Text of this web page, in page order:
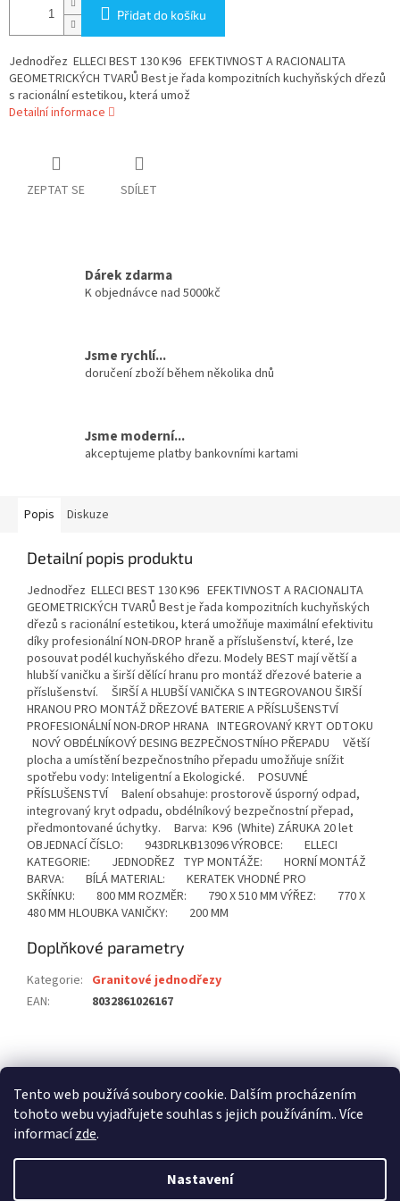
Tento web používá soubory cookie. Dalším procházením
tohoto webu vyjadřujete souhlas s jejich používáním.. Více
informacízde.
Nastavení
Přidat do košíku
Jednodřez ELLECI BEST 130 K96 EFEKTIVNOST A RACIONALITA
GEOMETRICKÝCH TVARŮ Best je řada kompozitních kuchyňských dřezů
s racionální estetikou, která umož
Detailní informace
ZEPTAT SE SDÍLET
Dárek zdarma
K objednávce nad 5000kč
Jsme rychlí...
doručení zboží během několika dnů
Jsme moderní...
akceptujeme platby bankovními kartami
Popis Diskuze
Detailní popis produktu
Jednodřez ELLECI BEST 130 K96 EFEKTIVNOST A RACIONALITA
GEOMETRICKÝCH TVARŮ Best je řada kompozitních kuchyňských
dřezů s racionální estetikou, která umožňuje maximální efektivitu
díky profesionální NON-DROP hraně a příslušenství, které, lze
posouvat podél kuchyňského dřezu. Modely BEST mají větší a
hlubší vaničku a širší dělící hranu pro montáž dřezové baterie a
příslušenství. ŠIRŠÍ A HLUBŠÍ VANIČKA S INTEGROVANOU ŠIRŠÍ
HRANOU PRO MONTÁŽ DŘEZOVÉ BATERIE A PŘÍSLUŠENSTVÍ
PROFESIONÁLNÍ NON-DROP HRANA INTEGROVANÝ KRYT ODTOKU
NOVÝ OBDÉLNÍKOVÝ DESING BEZPEČNOSTNÍHO PŘEPADU Větší
plocha a umístění bezpečnostního přepadu umožňuje snížit
spotřebu vody: Inteligentní a Ekologické. POSUVNÉ
PŘÍSLUŠENSTVÍ Balení obsahuje: prostorově úsporný odpad,
integrovaný kryt odpadu, obdélníkový bezpečnostní přepad,
předmontované úchytky. Barva: K96 (White) ZÁRUKA 20 let
OBJEDNACÍ ČÍSLO: 943DRLKB13096 VÝROBCE: ELLECI
KATEGORIE: JEDNODŘEZ TYP MONTÁŽE: HORNÍ MONTÁŽ
BARVA: BÍLÁ MATERIAL: KERATEK VHODNÉ PRO
SKŘÍNKU: 800 MM ROZMĚR: 790 X 510 MM VÝŘEZ: 770 X
480 MM HLOUBKA VANIČKY: 200 MM
Doplňkové parametry
Kategorie: Granitové jednodřezy
EAN: 8032861026167
á
stavební pouzdra SCRIGNO
Vytvořil Shoptet